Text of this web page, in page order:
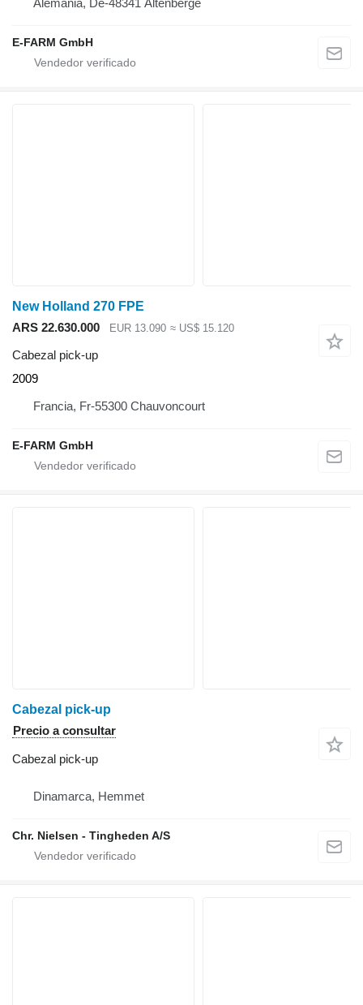
E-FARM GmbH
New Holland 270 FPE
ARS 22.630.000
EUR 13.090 ≈ US$ 15.120
Cabezal pick-up
2009
Francia, Fr-55300 Chauvoncourt
E-FARM GmbH
Cabezal pick-up
Precio a consultar
Cabezal pick-up
Dinamarca, Hemmet
Chr. Nielsen - Tingheden A/S